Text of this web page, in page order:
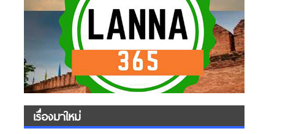
เรื่องมาใหม่